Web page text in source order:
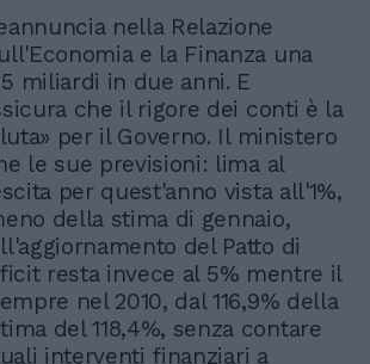
nella Relazione
e la Finanza una
miliardi in due anni. E
che il rigore dei conti è la
per il Governo. Il ministero
le sue previsioni: lima al
per quest'anno vista all'1%,
della stima di gennaio,
del Patto di
resta invece al 5% mentre il
nel 2010, dal 116,9% della
del 118,4%, senza contare
interventi finanziari a